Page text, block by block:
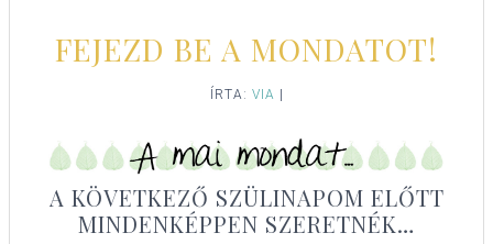
FEJEZD BE A MONDATOT!
ÍRTA: VIA
A KÖVETKEZŐ SZÜLINAPOM ELŐTT
MINDENKÉPPEN SZERETNÉK…